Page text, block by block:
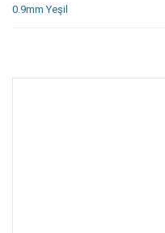
0.9mm Yeşil